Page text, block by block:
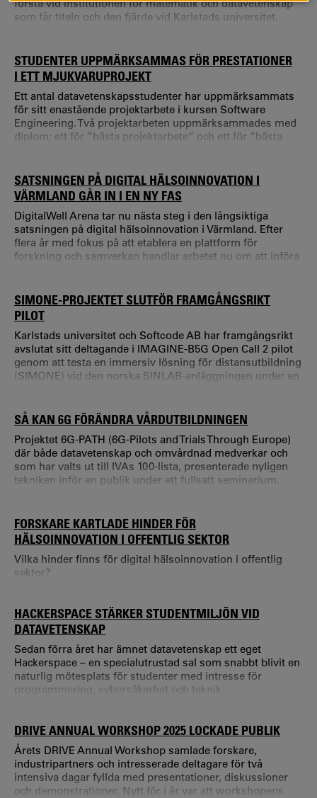
första vid Institutionen för matematik och datavetenskap
som får titeln och den fjärde vid Karlstads universitet.
hjälper studenter att förstå och tänka på nya sätt.
STUDENTER UPPMÄRKSAMMAS FÖR PRESTATIONER
I ETT MJUKVARUPROJEKT
Ett antal datavetenskapsstudenter har uppmärksammats
för sitt enastående projektarbete i kursen Software
Engineering. Två projektarbeten uppmärksammades med
diplom: ett för ”bästa projektarbete” och ett för ”bästa
Det var imponerande att se en så professionell app
utvecklas av studenterna inom en begränsad tidsram.
SATSNINGEN PÅ DIGITAL HÄLSOINNOVATION I
VÄRMLAND GÅR IN I EN NY FAS
DigitalWell Arena tar nu nästa steg i den långsiktiga
satsningen på digital hälsoinnovation i Värmland. Efter
flera år med fokus på att etablera en plattform för
forskning och samverkan handlar arbetet nu om att införa
drivkraft i DigitalWell Arena sedan starten 2019.
SIMONE-PROJEKTET SLUTFÖR FRAMGÅNGSRIKT
PILOT
Karlstads universitet och Softcode AB har framgångsrikt
avslutat sitt deltagande i IMAGINE-B5G Open Call 2 pilot
genom att testa en immersiv lösning för distansutbildning
(SIMONE) vid den norska SINLAB-anläggningen under en
SÅ KAN 6G FÖRÄNDRA VÅRDUTBILDNINGEN
Projektet 6G-PATH (6G-Pilots and Trials Through Europe)
där både datavetenskap och omvårdnad medverkar och
som har valts ut till IVAs 100-lista, presenterade nyligen
tekniken inför en publik under ett fullsatt seminarium.
kommunikationsteknik som 5G och 6G, i kombination
med Extended Reality, XR och Virtual Reality, VR. Målet är
att göra vårdutbildning mer real
FORSKARE KARTLADE HINDER FÖR
HÄLSOINNOVATION I OFFENTLIG SEKTOR
Vilka hinder finns för digital hälsoinnovation i offentlig
sektor?
HACKERSPACE STÄRKER STUDENTMILJÖN VID
DATAVETENSKAP
Sedan förra året har ämnet datavetenskap ett eget
Hackerspace – en specialutrustad sal som snabbt blivit en
naturlig mötesplats för studenter med intresse för
programmering, cybersäkerhet och teknik.
DRIVE ANNUAL WORKSHOP 2025 LOCKADE PUBLIK
Årets DRIVE Annual Workshop samlade forskare,
industripartners och intresserade deltagare för två
intensiva dagar fyllda med presentationer, diskussioner
och demonstrationer. Nytt för i år var att workshopens